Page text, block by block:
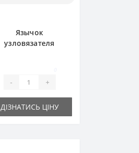
Язычок
узловязателя
- +
ДІЗНАТИСЬ ЦІНУ